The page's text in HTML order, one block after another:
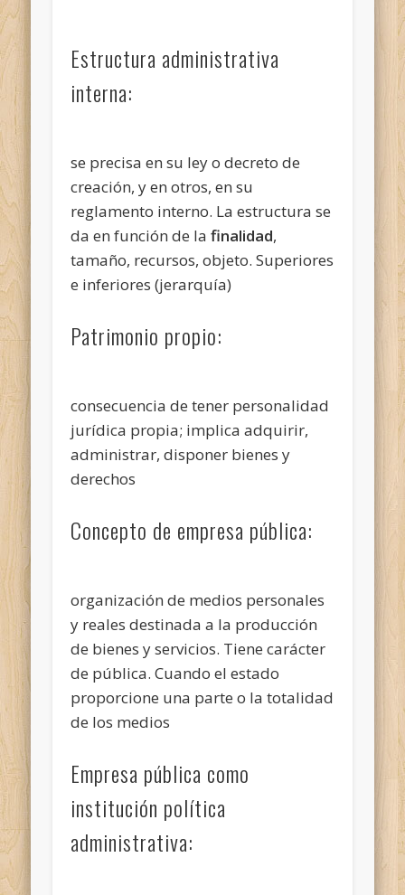
Estructura administrativa
interna:
se precisa en su ley o decreto de
creación, y en otros, en su
reglamento interno. La estructura se
da en función de lafinalidad,
tamaño, recursos, objeto. Superiores
e inferiores (jerarquía)
Patrimonio propio:
consecuencia de tener personalidad
jurídica propia; implica adquirir,
administrar, disponer bienes y
derechos
Concepto de empresa pública:
organización de medios personales
y reales destinada a la producción
de bienes y servicios. Tiene carácter
de pública. Cuando el estado
proporcione una parte o la totalidad
de los medios
Empresa pública como
institución política
administrativa: